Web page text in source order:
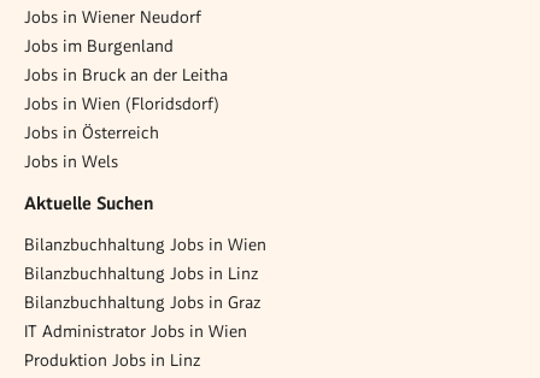
Jobs in Wiener Neudorf
Jobs im Burgenland
Jobs in Bruck an der Leitha
Jobs in Wien (Floridsdorf)
Jobs in Österreich
Jobs in Wels
Aktuelle Suchen
Bilanzbuchhaltung Jobs in Wien
Bilanzbuchhaltung Jobs in Linz
Bilanzbuchhaltung Jobs in Graz
IT Administrator Jobs in Wien
Produktion Jobs in Linz